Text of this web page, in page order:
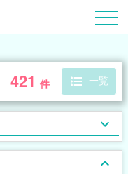
421 件 一覧